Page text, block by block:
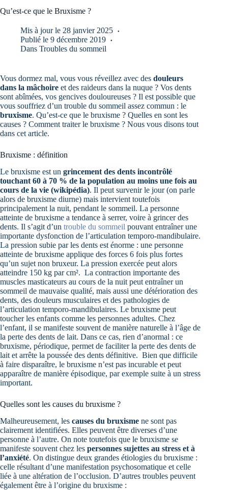
Qu’est-ce que le Bruxisme ?
Mis à jour le 28 janvier 2025
Publié le 9 décembre 2019
Dans Troubles du sommeil
Vous dormez mal, vous vous réveillez avec des douleurs
dans la mâchoire et des raideurs dans la nuque ? Vos dents
sont abîmées, vos gencives douloureuses ? Il est possible que
vous souffriez d’un trouble du sommeil assez commun : le
bruxisme. Qu’est-ce que le bruxisme ? Quelles en sont les
causes ? Comment traiter le bruxisme ? Nous vous disons tout
dans cet article.
Bruxisme : définition
Le bruxisme est un grincement des dents incontrôlé
touchant 60 à 70 % de la population au moins une fois au
cours de la vie (wikipédia). Il peut survenir le jour (on parle
alors de bruxisme diurne) mais intervient toutefois
principalement la nuit, pendant le sommeil. La personne
atteinte de bruxisme a tendance à serrer, voire à grincer des
dents. Il s’agit d’un trouble du sommeil pouvant entraîner une
importante dysfonction de l’articulation temporo-mandibulaire.
La pression subie par les dents est énorme : une personne
atteinte de bruxisme applique des forces 6 fois plus fortes
qu’un sujet non bruxeur. La pression exercée peut alors
atteindre 150 kg par cm². La contraction importante des
muscles masticateurs au cours de la nuit peut entraîner un
sommeil de mauvaise qualité, mais aussi une détérioration des
dents, des douleurs musculaires et des pathologies de
l’articulation temporo-mandibulaires. Le bruxisme peut
toucher les enfants comme les personnes adultes. Chez
l’enfant, il se manifeste souvent de manière naturelle à l’âge de
la perte des dents de lait. Dans ce cas, rien d’anormal : ce
bruxisme, périodique, permet de faciliter la perte des dents de
lait et arrête la poussée des dents définitive. Bien que difficile
à faire disparaître, le bruxisme n’est pas incurable et peut
apparaître de manière épisodique, par exemple suite à un stress
important.
Quelles sont les causes du bruxisme ?
Malheureusement, les causes du bruxisme ne sont pas
clairement identifiées. Elles peuvent être diverses d’une
personne à l’autre. On note toutefois que le bruxisme se
manifeste souvent chez les personnes sujettes au stress et à
l’anxiété. On distingue deux grandes étiologies du bruxisme :
celle résultant d’une manifestation psychosomatique et celle
liée à une altération de l’occlusion. D’autres troubles peuvent
également être à l’origine du bruxisme :